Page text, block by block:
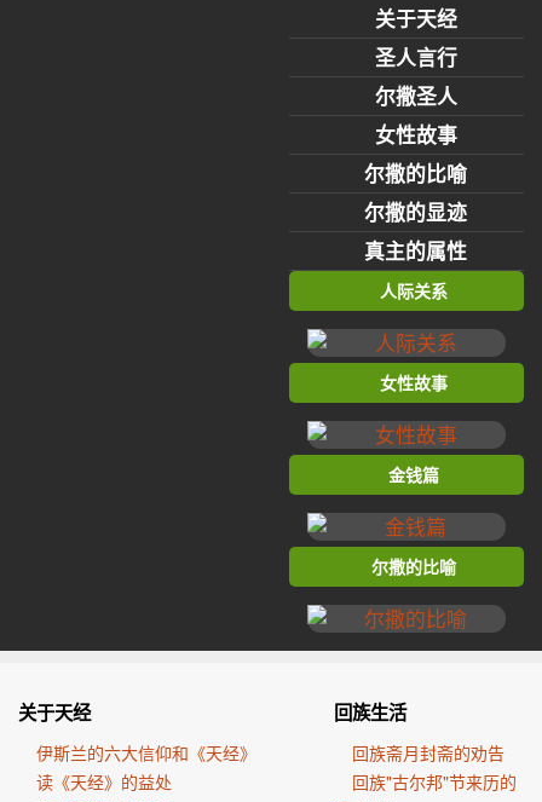
关于天经
圣人言行
尔撒圣人
女性故事
尔撒的比喻
尔撒的显迹
真主的属性
人际关系
女性故事
金钱篇
尔撒的比喻
关于天经
伊斯兰的六大信仰和《天经》
读《天经》的益处
回族生活
回族斋月封斋的劝告
回族"古尔邦"节来历的